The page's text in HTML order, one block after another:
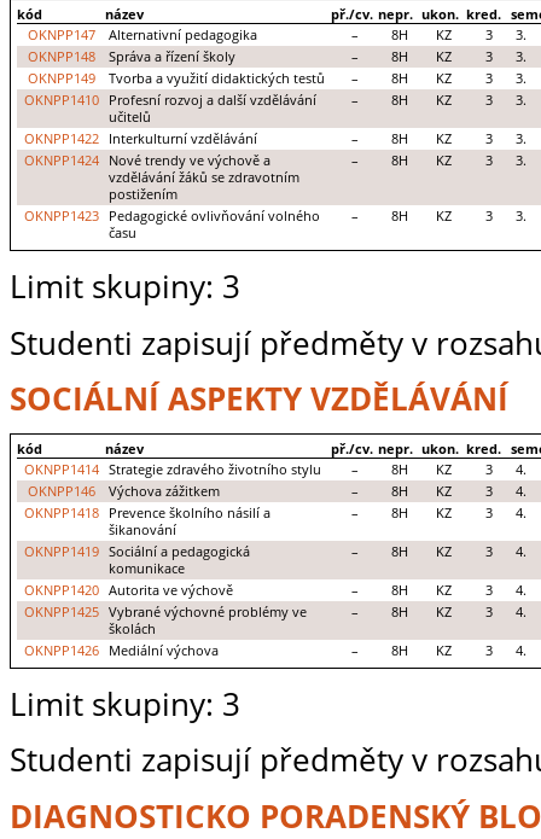
kód název př./cv. nepr. ukon. kred.
OKNPP147
Alternativní pedagogika – 8H KZ 3
3.
OKNPP148
Správa a řízení školy – 8H KZ 3
3.
OKNPP149
Tvorba a využití didaktických testů – 8H KZ 3
3.
OKNPP1410
Profesní rozvoj a další vzdělávání
učitelů
– 8H KZ 3 3.
OKNPP1422 Interkulturní vzdělávání – 8H KZ 3
3.
OKNPP1424
Nové trendy ve výchově a
vzdělávání žáků se zdravotním
postižením
– 8H KZ 3 3.
OKNPP1423
Pedagogické ovlivňování volného
času
– 8H KZ 3 3.
Limit skupiny: 3
Studenti zapisují předměty v
SOCIÁLNÍ ASPEKTY VZDĚLÁVÁNÍ
kód název př./cv. nepr. ukon. kred.
OKNPP1414
Strategie zdravého životního stylu – 8H KZ 3
4.
OKNPP146
Výchova zážitkem – 8H KZ 3
4.
OKNPP1418
Prevence školního násilí a
šikanování
– 8H KZ 3 4.
OKNPP1419
Sociální a pedagogická
komunikace
– 8H KZ 3 4.
OKNPP1420 Autorita ve výchově – 8H KZ 3
4.
OKNPP1425
Vybrané výchovné problémy ve
školách
– 8H KZ 3 4.
OKNPP1426 Mediální výchova – 8H KZ 3 4.
Limit skupiny: 3
Studenti zapisují předměty v
DIAGNOSTICKO PORADENSKÝ